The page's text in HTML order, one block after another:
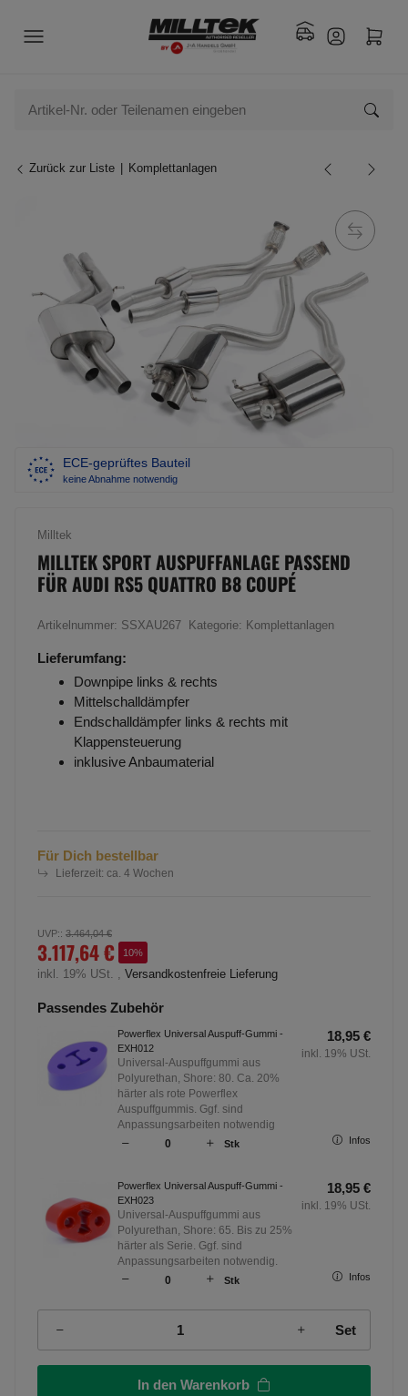
Zurück zur Liste Komplettanlagen
ECE-geprüftes Bauteil
keine Abnahme notwendig
Milltek
MILLTEK SPORT AUSPUFFANLAGE PASSEND
FÜR AUDI RS5 QUATTRO B8 COUPÉ
Artikelnummer: SSXAU267 Kategorie: Komplettanlagen
Lieferumfang:
Downpipe links & rechts
Mittelschalldämpfer
Endschalldämpfer links & rechts mit
Klappensteuerung
inklusive Anbaumaterial
Für Dich bestellbar
Lieferzeit: ca. 4 Wochen
UVP:: 3.464,04 €
3.117,64 € 10%
inkl. 19% USt. , Versandkostenfreie Lieferung
Passendes Zubehör
Powerflex Universal Auspuff-Gummi -
EXH012
Universal-Auspuffgummi aus
Polyurethan, Shore: 80. Ca. 20%
härter als rote Powerflex
Auspuffgummis. Ggf. sind
Anpassungsarbeiten notwendig
18,95 €
inkl. 19% USt.
Stk Infos
Powerflex Universal Auspuff-Gummi -
EXH023
Universal-Auspuffgummi aus
Polyurethan, Shore: 65. Bis zu 25%
härter als Serie. Ggf. sind
Anpassungsarbeiten notwendig.
18,95 €
inkl. 19% USt.
Stk Infos
Set
In den Warenkorb